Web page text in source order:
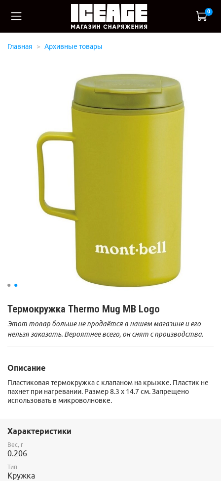
0
Главная Архивные товары
Термокружка Thermo Mug MB Logo
Этот товар больше не продаётся в нашем магазине и его
нельзя заказать. Вероятнее всего, он снят с производства.
Описание
Пластиковая термокружка с клапаном на крыжке. Пластик не
пахнет при нагревании. Размер8.3 х 14.7 см. Запрещено
использовать в микроволновке.
Характеристики
Вес, г
0.206
Тип
Кружка